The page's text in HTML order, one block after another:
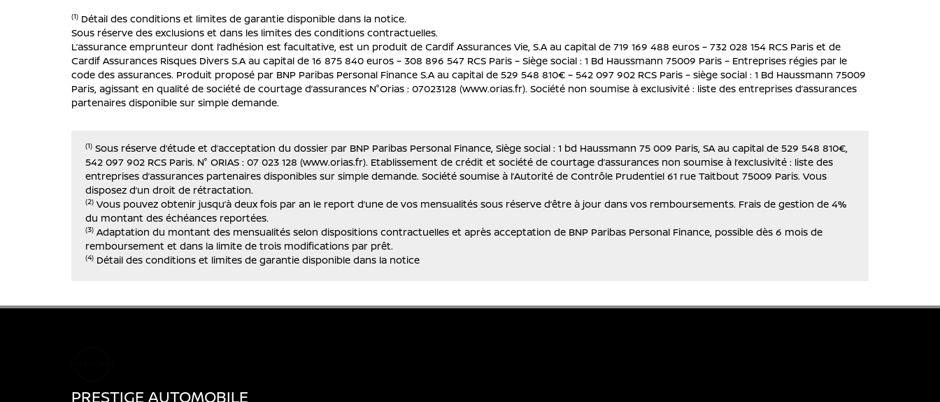
(1) Détail des conditions et limites de garantie disponible dans la notice.
Sous réserve des exclusions et dans les limites des conditions contractuelles.
L’assurance emprunteur dont l’adhésion est facultative, est un produit de Cardif Assurances Vie, S.A au capital de 719 169 488 euros – 732 028 154 RCS Paris et de
Cardif Assurances Risques Divers S.A au capital de 16 875 840 euros – 308 896 547 RCS Paris – Siège social : 1 Bd Haussmann 75009 Paris – Entreprises régies par le
code des assurances. Produit proposé par BNP Paribas Personal Finance S.A au capital de 529 548 810€ – 542 097 902 RCS Paris – siège social : 1 Bd Haussmann 75009
Paris, agissant en qualité de société de courtage d’assurances N°Orias : 07023128 (www.orias.fr). Société non soumise à exclusivité : liste des entreprises d’assurances
partenaires disponible sur simple demande.
(1) Sous réserve d’étude et d’acceptation du dossier par BNP Paribas Personal Finance, Siège social : 1 bd Haussmann 75 009 Paris, SA au capital de 529 548 810€,
542 097 902 RCS Paris. N° ORIAS : 07 023 128 (www.orias.fr). Etablissement de crédit et société de courtage d’assurances non soumise à l’exclusivité : liste des
entreprises d’assurances partenaires disponibles sur simple demande. Société soumise à l’Autorité de Contrôle Prudentiel 61 rue Taitbout 75009 Paris. Vous
disposez d’un droit de rétractation.
(2) Vous pouvez obtenir jusqu’à deux fois par an le report d’une de vos mensualités sous réserve d’être à jour dans vos remboursements. Frais de gestion de 4%
du montant des échéances reportées.
(3) Adaptation du montant des mensualités selon dispositions contractuelles et après acceptation de BNP Paribas Personal Finance, possible dès 6 mois de
remboursement et dans la limite de trois modifications par prêt.
(4) Détail des conditions et limites de garantie disponible dans la notice
PRESTIGE AUTOMOBILE